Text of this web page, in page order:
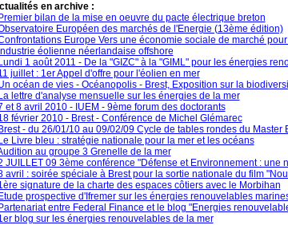
en archive :
Premier bilan de la mise en oeuvre du pacte électrique breton
Européen des marchés de l'Energie (13ème édition)
Europe Vers une économie sociale de marché pour
Industrie éolienne néerlandaise offshore
Lundi 1 août 2011 - De la "GIZC" à la "GIML" pour les énergies
juillet : 1er Appel d'offre pour l'éolien en mer
océan de vies - Océanopolis - Brest, Exposition sur la
La lettre d'analyse mensuelle sur les énergies de la mer
et 8 avril 2010 - IUEM - 9ème forum des doctorants
février 2010 - Brest - Conférence de Michel Glémarec
Brest - du 26/01/10 au 09/02/09 Cycle de tables rondes du Master
Le Livre bleu : stratégie nationale pour la mer et les océans
au groupe 3 Grenelle de la mer
JUILLET 09 3ème conférence "Défense et Environnement : une
avril : soirée spéciale à Brest pour la sortie nationale du film
signature de la charte des espaces côtiers avec le Morbihan
Etude prospective d'Ifremer sur les énergies renouvelables
Partenariat entre Federal Finance et le blog "Energies
blog sur les énergies renouvelables de la mer